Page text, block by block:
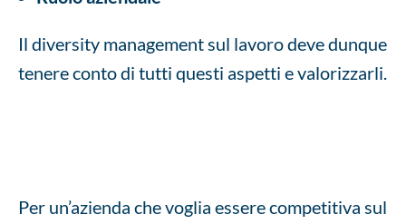
Il diversity management sul lavoro deve dunque
tenere conto di tutti questi aspetti e valorizzarli.
Per un’azienda che voglia essere competitiva sul